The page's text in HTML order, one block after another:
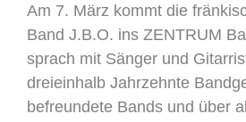
Am 7. März kommt die
Band J.B.O. ins ZENTRUM
sprach mit Sänger und
dreieinhalb Jahrzehnte
befreundete Bands und über